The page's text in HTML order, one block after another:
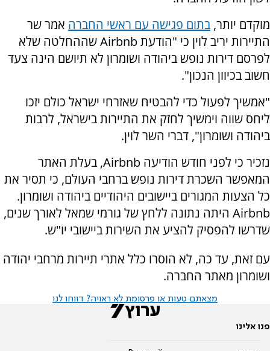
מוקדם יותר, בתום פגישה עם ראשי החברה אמר שר
התיירות יריב לוין כי "הודעת Airbnb שההחלטה שלא
לפרסם דירות נופש ביהודה ושומרון לא תיושם הינה צעד
חשוב בכיוון הנכון".
"אמשיך לפעול כדי להבטיח שאזרחי ישראל כולם יזכו
ליחס שווה וימשיך לחזק את התיירות בישראל, לרבות
ביהודה ושומרון", דברי השר לוין.
נזכיר כי לפני חודש הודיעה Airbnb, בעלת האתר
המאפשר השכרת דירות נופש ברחבי העולם, כי תסיר את
כל הצעות המגורים ביישובים היהודיים ביהודה ושומרון.
Airbnb היתה נתונה ללחץ של גורמי שמאל לאורך שנים,
שדרשו להפסיק להציע את השירות ביישובי יו"ש.
עם זאת, עד כה, לא הוסרו כלל אתרי תיירות מרחבי יהודה
ושומרון מאתר החברה.
מצאתם טעות או פרסומת לא ראויה? דווחו לנו
פנו אלינו